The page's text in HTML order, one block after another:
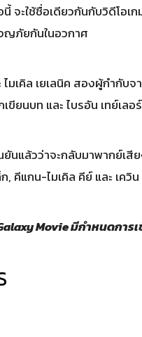
จะใช้ชื่อเดียวกันกับวิดีโอเ
ญภัยกันในอวกาศ
มเคิล เยเลนิค สองผู้กำกับ
ขียนบท และ ไบรอัน เทย์เล
แล้วว่าจะกลับมาพากย์เสี
, คีแกน-ไมเคิล คีย์ และ เควิ
Movie มีกำหนดการ